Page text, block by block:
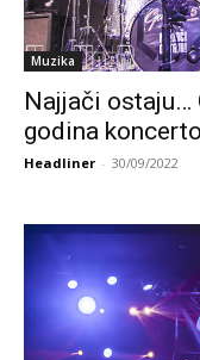
Muzika
Najjači ostaju…
godina
Headliner - 30/09/2022